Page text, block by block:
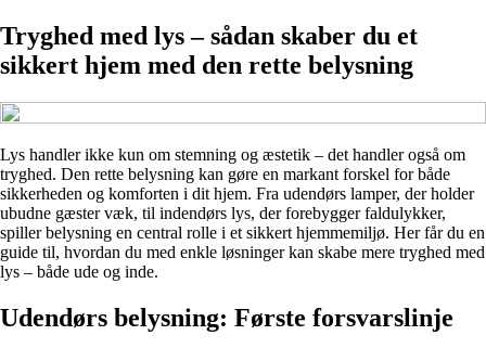
Tryghed med lys – sådan skaber du et
sikkert hjem med den rette belysning
Lys handler ikke kun om stemning og æstetik – det handler også om
tryghed. Den rette belysning kan gøre en markant forskel for både
sikkerheden og komforten i dit hjem. Fra udendørs lamper, der holder
ubudne gæster væk, til indendørs lys, der forebygger faldulykker,
spiller belysning en central rolle i et sikkert hjemmemiljø. Her får du en
guide til, hvordan du med enkle løsninger kan skabe mere tryghed med
lys – både ude og inde.
Udendørs belysning: Første forsvarslinje